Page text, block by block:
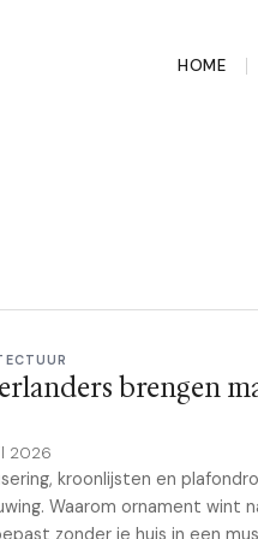
HOME
brengen
2026
kroonlijsten en
Waarom ornament wint
zonder je huis in een